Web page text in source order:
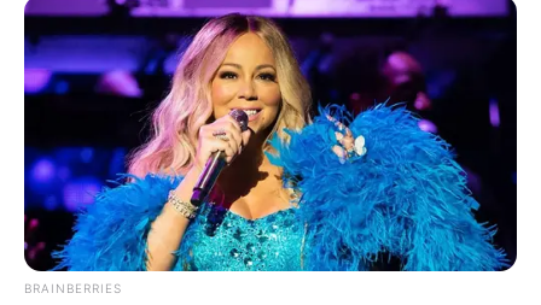
BRAINBERRIES